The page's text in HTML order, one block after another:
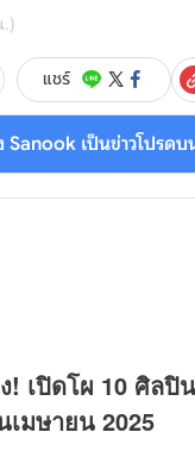
.)
แชร์
Sanook เป็นข่าวโปรด
! เปิดโผ 10 ศิลปิ
เมษายน 2025